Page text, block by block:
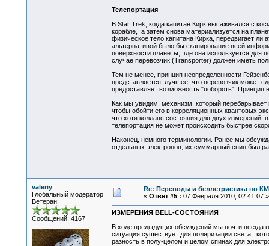
Телепортация
В Star Trek, когда капитан Кирк высаживался с
корабле, а затем снова материализуется на
физическое тело капитана Кирка, передвигает ли
альтернативой было бы сканирование всей
поверхности планеты, где она используется для
случае перевозчик (Transporter) должен иметь
Тем не менее, принцип неопределенности
представляется, лучшее, что перевозчик может
предоставляет возможность "побороть" Принцип
Как мы увидим, механизм, который
чтобы обойти его в корреляционных квантовых
что хотя коллапс состояния для двух измерений
телепортация не может происходить быстрее
Наконец, немного терминологии. Ранее мы
отдельных электронов; их суммарный спин был
valeriy
Глобальный модератор
Ветеран
Сообщений: 4167
Re: Переводы и беллетристика по КМ
« Ответ #5 : 07 Февраля 2010, 02:41:07 »
ИЗМЕРЕНИЯ BELL-СОСТОЯНИЯ
В ходе предыдущих обсуждений мы почти всегда
ситуация существует для поляризации света,
разность в полу-целом и целом спинах для